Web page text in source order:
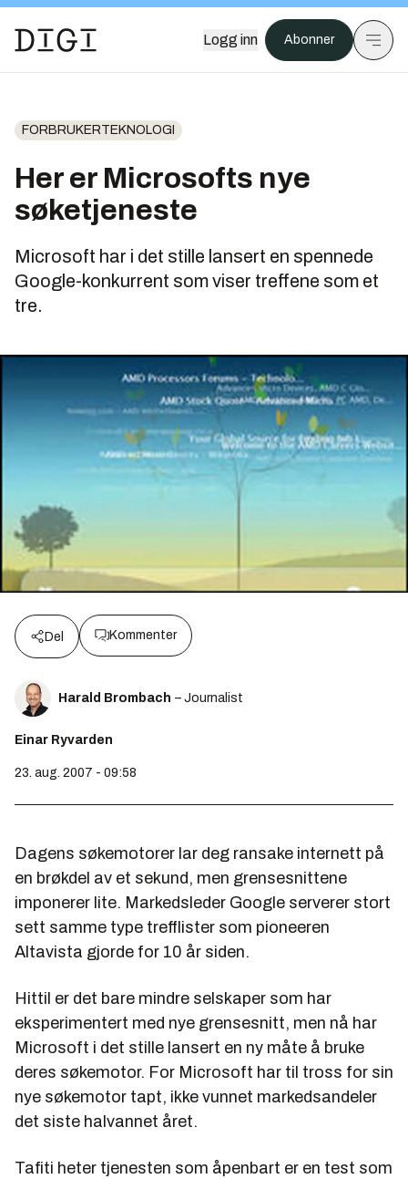
Logg inn Abonner
FORBRUKERTEKNOLOGI
Her er Microsofts nye
søketjeneste
Microsoft har i det stille lansert en spennede
Google-konkurrent som viser treffene som et
tre.
Del Kommenter
Harald Brombach – Journalist
Einar Ryvarden
23. aug. 2007 - 09:58
Dagens søkemotorer lar deg ransake internett på
en brøkdel av et sekund, men grensesnittene
imponerer lite. Markedsleder Google serverer stort
sett samme type trefflister som pioneeren
Altavista gjorde for 10 år siden.
Hittil er det bare mindre selskaper som har
eksperimentert med nye grensesnitt, men nå har
Microsoft i det stille lansert en ny måte å bruke
deres søkemotor. For Microsoft har til tross for sin
nye søkemotor tapt, ikke vunnet markedsandeler
det siste halvannet året.
Tafiti heter tjenesten som åpenbart er en test som